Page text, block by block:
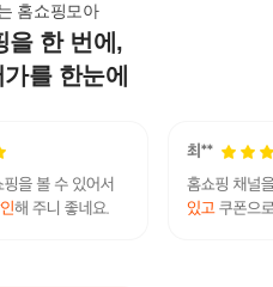
홈쇼핑모아
을 한 번에,
를 한눈에
기인견 이불패드세트BQM SS
기인견 침구세트 Q